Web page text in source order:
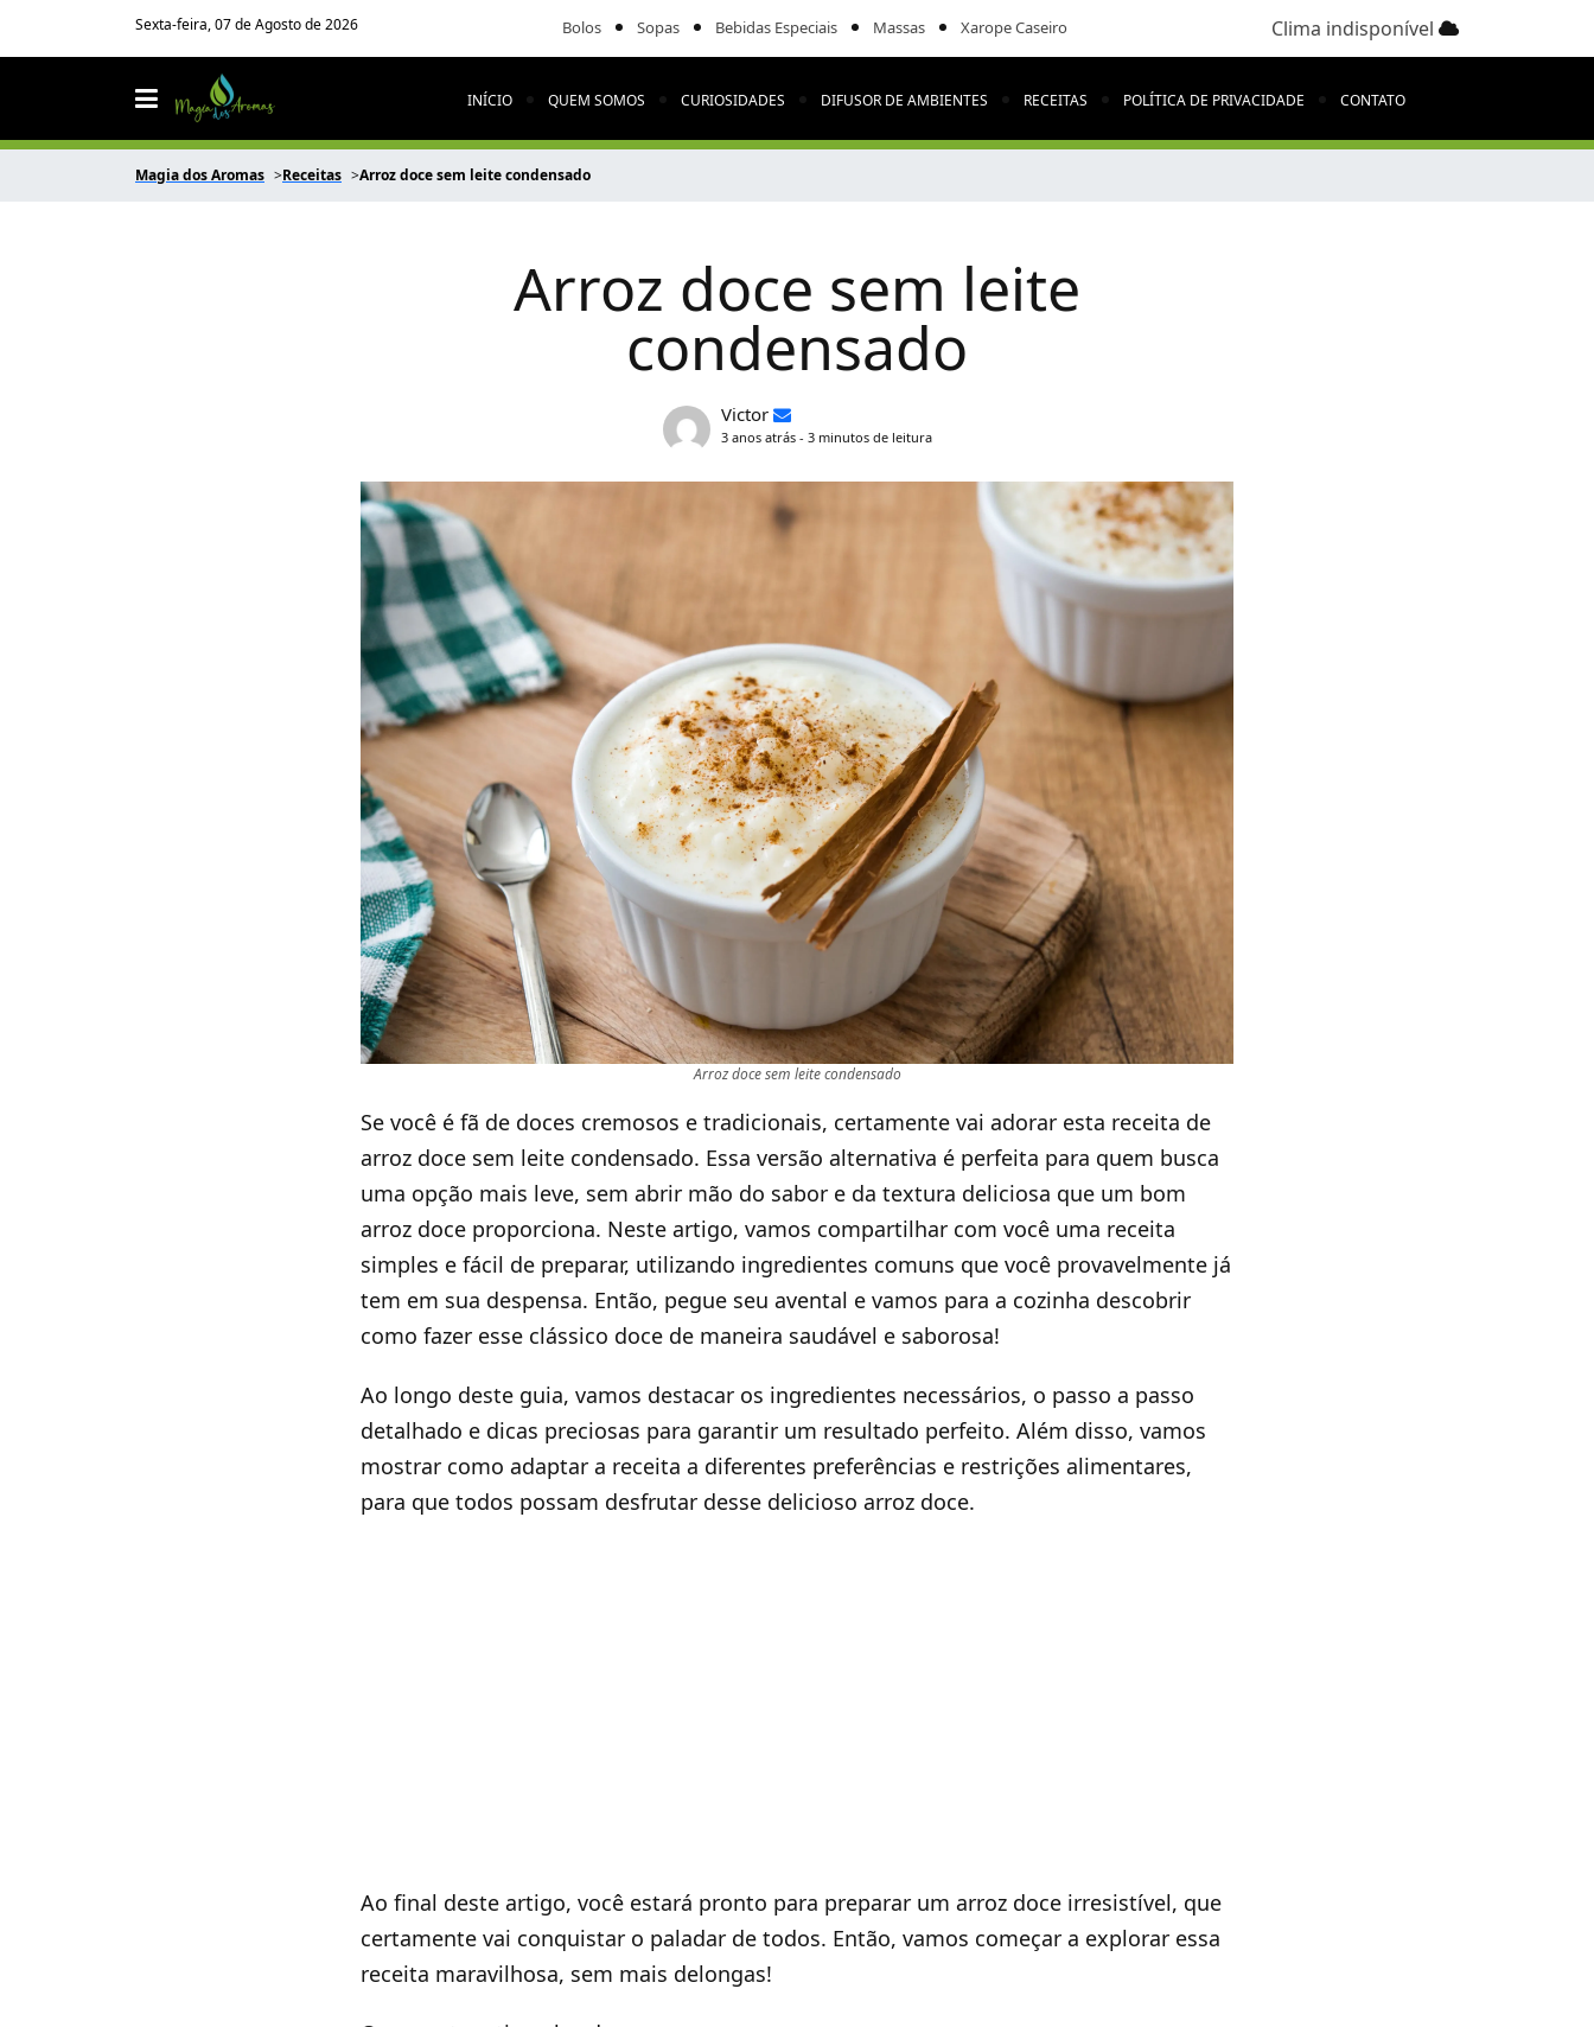
Sexta-feira, 07 de Agosto de 2026 Bolos Sopas Bebidas Especiais Massas Xarope Caseiro Clima indisponível
INÍCIO QUEM SOMOS CURIOSIDADES DIFUSOR DE AMBIENTES RECEITAS POLÍTICA DE PRIVACIDADE CONTATO
Magia dos Aromas Receitas Arroz doce sem leite condensado
Arroz doce sem leite
condensado
Victor
3 anos atrás - 3 minutos de leitura
Arroz doce sem leite condensado
Se você é fã de doces cremosos e tradicionais, certamente vai adorar esta receita de
arroz doce sem leite condensado. Essa versão alternativa é perfeita para quem busca
uma opção mais leve, sem abrir mão do sabor e da textura deliciosa que um bom
arroz doce proporciona. Neste artigo, vamos compartilhar com você uma receita
simples e fácil de preparar, utilizando ingredientes comuns que você provavelmente já
tem em sua despensa. Então, pegue seu avental e vamos para a cozinha descobrir
como fazer esse clássico doce de maneira saudável e saborosa!
Ao longo deste guia, vamos destacar os ingredientes necessários, o passo a passo
detalhado e dicas preciosas para garantir um resultado perfeito. Além disso, vamos
mostrar como adaptar a receita a diferentes preferências e restrições alimentares,
para que todos possam desfrutar desse delicioso arroz doce.
Ao final deste artigo, você estará pronto para preparar um arroz doce irresistível, que
certamente vai conquistar o paladar de todos. Então, vamos começar a explorar essa
receita maravilhosa, sem mais delongas!